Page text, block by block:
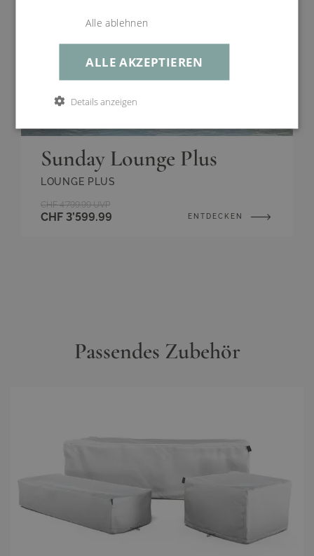
Art Sitzgruppen
Argent Weave, 100% Polyester, schnell trocknend,
abnehmbar, waschbar bei 30°C
Farbe Argent Weave
Sunday Lounge Plus
LOUNGE PLUS
CHF 3’599.99
CHF 4’799.99 UVP
ENTDECKEN
Passendes Zubehör
ALLE AKZEPTIEREN
Alle ablehnen
Details anzeigen